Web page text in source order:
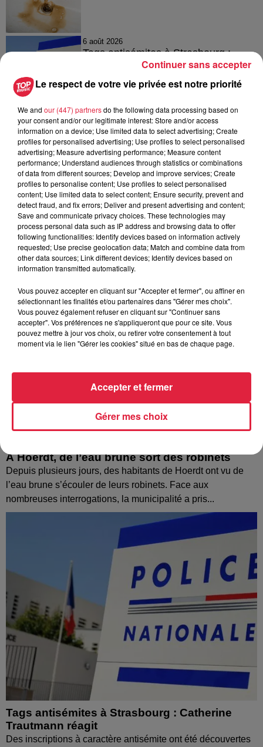
6 août 2026
Tags antisémites à Strasbourg :
Catherine Trautmann réagit
6 août 2026
Au zoo de Mulhouse : rencontre
avec les flamants rouges
À découvrir également
À Hoerdt, de l’eau brune sort des robinets
Depuis plusieurs jours, des habitants de Hoerdt ont vu de
l’eau brune s’écouler de leurs robinets. Face aux
nombreuses interrogations, la municipalité a pris...
Tags antisémites à Strasbourg : Catherine
Trautmann réagit
Des inscriptions à caractère antisémite ont été découvertes
Le respect de votre vie privée est notre priorité
We and our (447) partnersdo the following data processing based on
your consent and/or our legitimate interest: Store and/or access
information on a device; Use limited data to select advertising; Create
profiles for personalised advertising; Use profiles to select personalised
advertising; Measure advertising performance; Measure content
performance; Understand audiences through statistics or combinations
of data from different sources; Develop and improve services; Create
profiles to personalise content; Use profiles to select personalised
content; Use limited data to select content; Ensure security, prevent and
detect fraud, and fix errors; Deliver and present advertising and content;
Save and communicate privacy choices. These technologies may
process personal data such as IP address and browsing data to offer
following functionalities: Identify devices based on information actively
requested; Use precise geolocation data; Match and combine data from
other data sources; Link different devices; Identify devices based on
information transmitted automatically.
Vous pouvez accepter en cliquant sur "Accepter et fermer", ou affiner en
sélectionnant les finalités et/ou partenaires dans "Gérer mes choix".
Vous pouvez également refuser en cliquant sur "Continuer sans
accepter". Vos préférences ne s'appliqueront que pour ce site. Vous
pouvez mettre à jour vos choix, ou retirer votre consentement à tout
moment via le lien "Gérer les cookies" situé en bas de chaque page.
Gérer mes choix
Accepter et fermer
Continuer sans accepter